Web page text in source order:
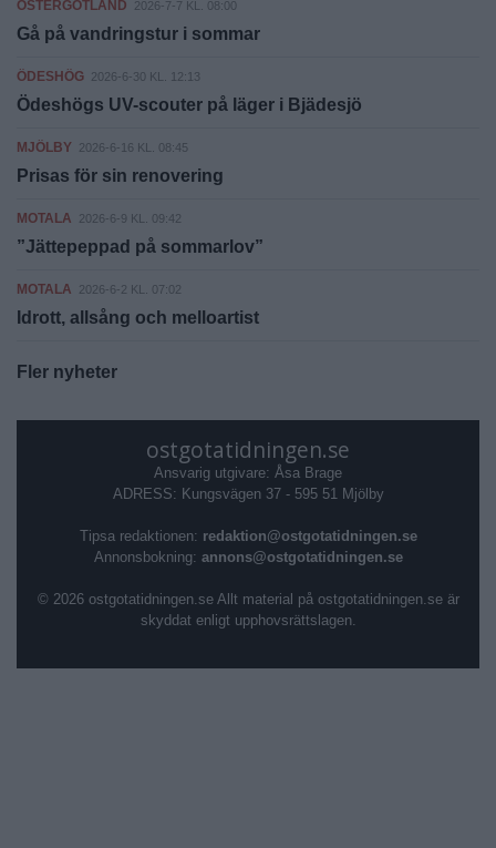
ÖSTERGÖTLAND 2026-7-7 KL. 08:00
Gå på vandringstur i sommar
ÖDESHÖG 2026-6-30 KL. 12:13
Ödeshögs UV-scouter på läger i Bjädesjö
MJÖLBY 2026-6-16 KL. 08:45
Prisas för sin renovering
MOTALA 2026-6-9 KL. 09:42
”Jättepeppad på sommarlov”
MOTALA 2026-6-2 KL. 07:02
Idrott, allsång och melloartist
Fler nyheter
ostgotatidningen.se
Ansvarig utgivare: Åsa Brage
ADRESS: Kungsvägen 37 - 595 51 Mjölby
Tipsa redaktionen: redaktion@ostgotatidningen.se
Annonsbokning: annons@ostgotatidningen.se
© 2026 ostgotatidningen.se Allt material på ostgotatidningen.se är
skyddat enligt upphovsrättslagen.